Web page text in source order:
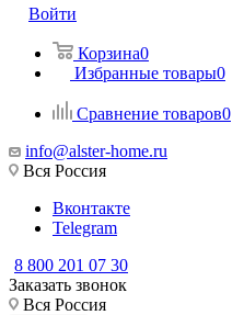
Войти
Корзина0
Избранные товары0
Сравнение товаров0
info@alster-home.ru
Вся Россия
Вконтакте
Telegram
8 800 201 07 30
Заказать звонок
Вся Россия